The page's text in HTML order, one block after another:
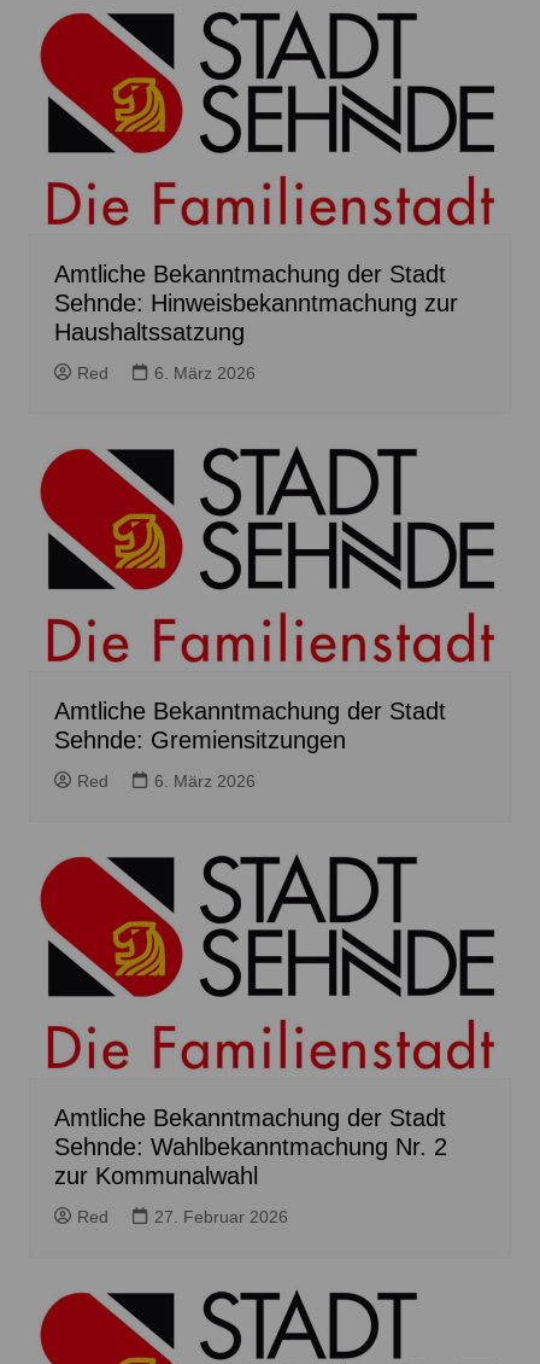
Amtliche Bekanntmachung der Stadt
Sehnde: Hinweisbekanntmachung zur
Haushaltssatzung
Red 6. März 2026
Amtliche Bekanntmachung der Stadt
Sehnde: Gremiensitzungen
Red 6. März 2026
Amtliche Bekanntmachung der Stadt
Sehnde: Wahlbekanntmachung Nr. 2
zur Kommunalwahl
Red 27. Februar 2026